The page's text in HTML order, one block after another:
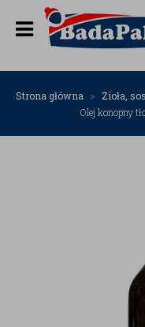
Strona główna Zioła,
Olej konopny